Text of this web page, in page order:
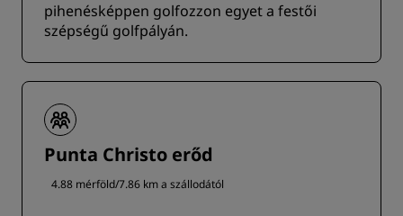
pihenésképpen golfozzon egyet a festői
szépségű golfpályán.
Punta Christo erőd
4.88 mérföld/7.86 km a szállodától